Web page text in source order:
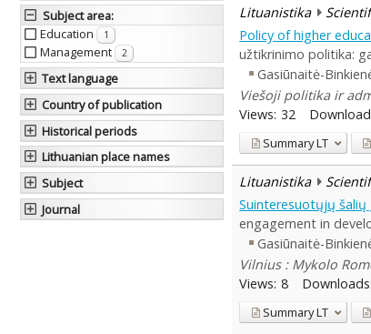
Subject area:
Education
1
Management 2
Text language
Country of publication
Historical periods
Lithuanian place names
Subject
Journal
Lituanistika
Policy of higher
užtikrinimo politika:
Gasiūnaitė-
Viešoji politika ir
Views: 32
SummaryLT
Lituanistika
Suinteresuotųjų
engagement in
Gasiūnaitė-
Vilnius : Mykolo
Views: 8 Downloads:
SummaryLT